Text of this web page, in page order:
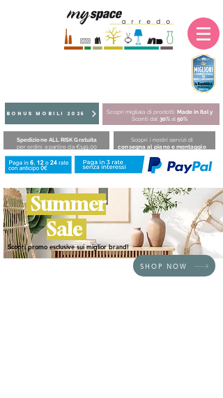
BONUS MOBILI 2025 Scopri migliaia di prodotti Made in Italy
Sconti dal 30%al50%
Spedizione ALL RISK Gratuita
per ordini a partire da €149,00
Scopri i nostri servizi di
consegna al piano e montaggio
Summer
Sale
SHOP NOW
Scopri promo esclusive sui miglior brand!